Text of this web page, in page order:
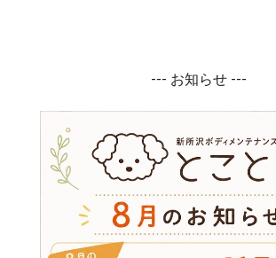
--- お知らせ ---